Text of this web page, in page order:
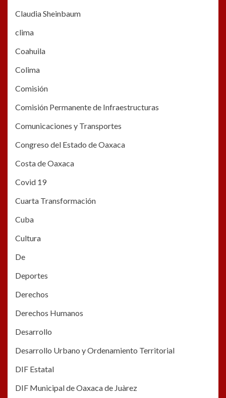
Claudia Sheinbaum
clima
Coahuila
Colima
Comisión
Comisión Permanente de Infraestructuras
Comunicaciones y Transportes
Congreso del Estado de Oaxaca
Costa de Oaxaca
Covid 19
Cuarta Transformación
Cuba
Cultura
De
Deportes
Derechos
Derechos Humanos
Desarrollo
Desarrollo Urbano y Ordenamiento Territorial
DIF Estatal
DIF Municipal de Oaxaca de Juàrez